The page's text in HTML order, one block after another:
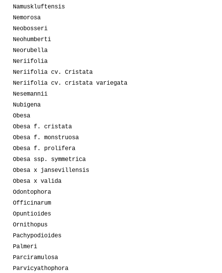
Namuskluftensis
Nemorosa
Neobosseri
Neohumberti
Neorubella
Neriifolia
Neriifolia cv. Cristata
Neriifolia cv. cristata variegata
Nesemannii
Nubigena
Obesa
Obesa f. cristata
Obesa f. monstruosa
Obesa f. prolifera
Obesa ssp. symmetrica
Obesa x jansevillensis
Obesa x valida
Odontophora
Officinarum
Opuntioides
Ornithopus
Pachypodioides
Palmeri
Parciramulosa
Parvicyathophora